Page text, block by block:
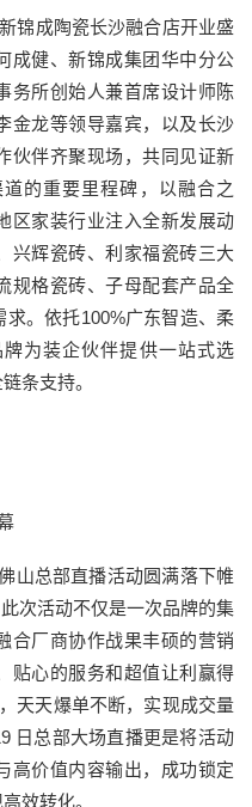
锦成陶瓷长沙融合店开业盛
成健、新锦成集团华中分公
务所创始人兼首席设计师陈
金龙等领导嘉宾，以及长沙
伙伴齐聚现场，共同见证新
的重要里程碑，以融合之
区家装行业注入全新发展动
兴辉瓷砖、利家福瓷砖三大
规格瓷砖、子母配套产品全
。依托100%广东智造、柔
为装企伙伴提供一站式选
条支持。
山总部直播活动圆满落下帷
次活动不仅是一次品牌的集
合厂商协作战果丰硕的营销
贴心的服务和超值让利赢得
天天爆单不断，实现成交量
日总部大场直播更是将活动
高价值内容输出，成功锁定
效转化。